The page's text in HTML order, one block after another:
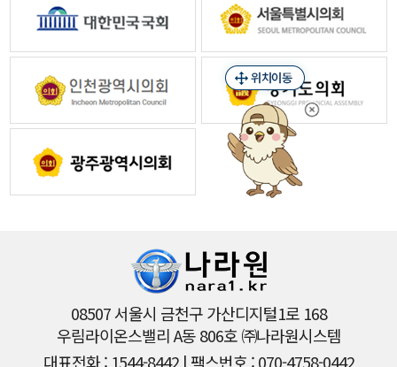
08507 서울시 금천구 가산디지털1로 168
우림라이온스밸리 A동 806호 ㈜나라원시스템
대표전화 : 1544-8442 | 팩스번호 : 070-4758-0442